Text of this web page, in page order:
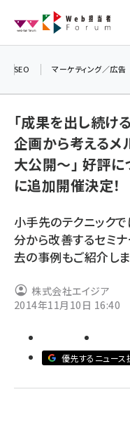
ン
seo (3516)
ai (2799)
note (2308)
セミナー (2296)
z世代 (1617)
meo (1274)
llmo (1155)
SEO マーケティング／広告
「成果を出し続け
企画から考えるメ
大公開～」 好評
に追加開催決定！
小手先のテクニック
分から改善するセミ
去の事例もご紹介しま
株式会社エイジア
2014年11月10日 16:40
優先するニュー